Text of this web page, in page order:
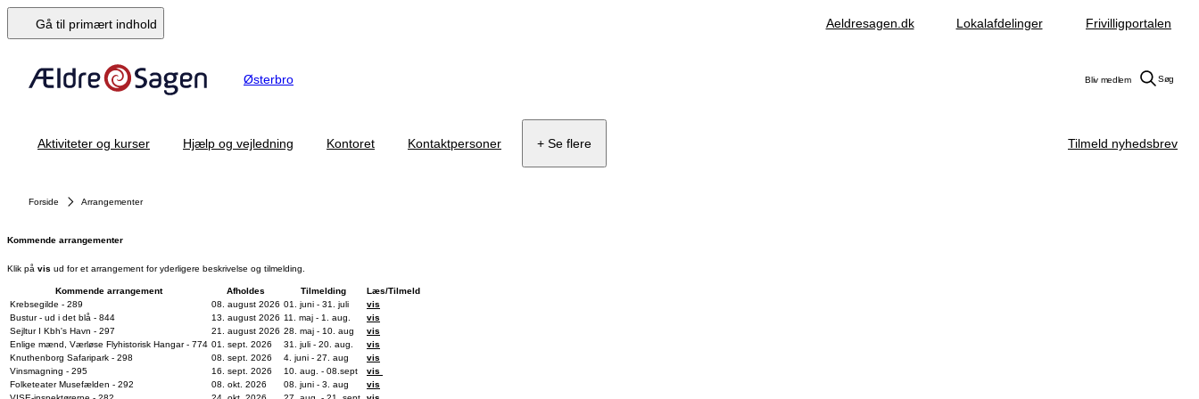
Gå til primært indhold Aeldresagen.dk Lokalafdelinger Frivilligportalen
Østerbro Bliv medlem Søg
Aktiviteter og kurser Hjælp og vejledning Kontoret Kontaktpersoner + Se flere Tilmeld nyhedsbrev
Forside Arrangementer
Kommende arrangementer
Klik på vis ud for et arrangement for yderligere beskrivelse og tilmelding.
Kommende arrangement Afholdes Tilmelding
Læs/Tilmeld
Krebsegilde - 289
08. august 2026 01. juni - 31. juli
vis
Bustur - ud i det blå - 844
13. august 2026 11. maj - 1. aug.
vis
Sejltur I Kbh's Havn - 297
21. august 2026 28. maj - 10. aug
vis
Enlige mænd, Værløse Flyhistorisk Hangar - 774 01. sept. 2026 31. juli - 20. aug.
vis
Knuthenborg Safaripark - 298
08. sept. 2026 4. juni - 27. aug
vis
Vinsmagning - 295
16. sept. 2026 10. aug. - 08.sept
vis
Folketeater Musefælden - 292
08. okt. 2026 08. juni - 3. aug
vis